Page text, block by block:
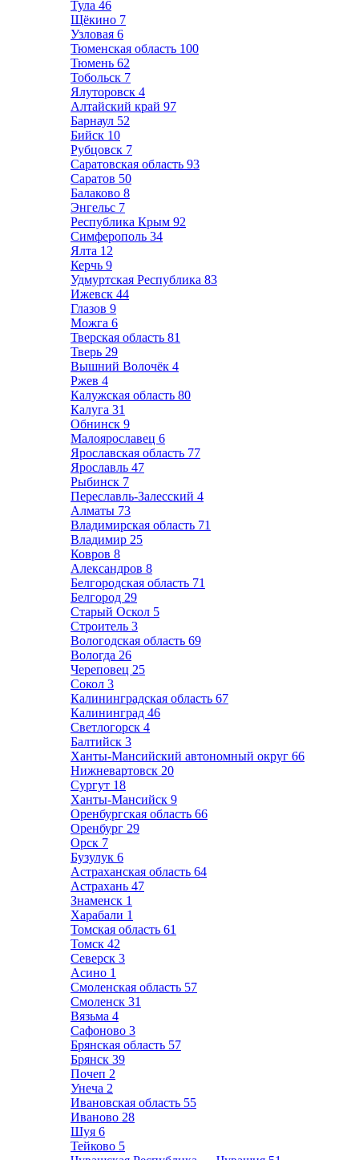
Тула 46
Щёкино 7
Узловая 6
Тюменская область 100
Тюмень 62
Тобольск 7
Ялуторовск 4
Алтайский край 97
Барнаул 52
Бийск 10
Рубцовск 7
Саратовская область 93
Саратов 50
Балаково 8
Энгельс 7
Республика Крым 92
Симферополь 34
Ялта 12
Керчь 9
Удмуртская Республика 83
Ижевск 44
Глазов 9
Можга 6
Тверская область 81
Тверь 29
Вышний Волочёк 4
Ржев 4
Калужская область 80
Калуга 31
Обнинск 9
Малоярославец 6
Ярославская область 77
Ярославль 47
Рыбинск 7
Переславль-Залесский 4
Алматы 73
Владимирская область 71
Владимир 25
Ковров 8
Александров 8
Белгородская область 71
Белгород 29
Старый Оскол 5
Строитель 3
Вологодская область 69
Вологда 26
Череповец 25
Сокол 3
Калининградская область 67
Калининград 46
Светлогорск 4
Балтийск 3
Ханты-Мансийский автономный округ 66
Нижневартовск 20
Сургут 18
Ханты-Мансийск 9
Оренбургская область 66
Оренбург 29
Орск 7
Бузулук 6
Астраханская область 64
Астрахань 47
Знаменск 1
Харабали 1
Томская область 61
Томск 42
Северск 3
Асино 1
Смоленская область 57
Смоленск 31
Вязьма 4
Сафоново 3
Брянская область 57
Брянск 39
Почеп 2
Унеча 2
Ивановская область 55
Иваново 28
Шуя 6
Тейково 5